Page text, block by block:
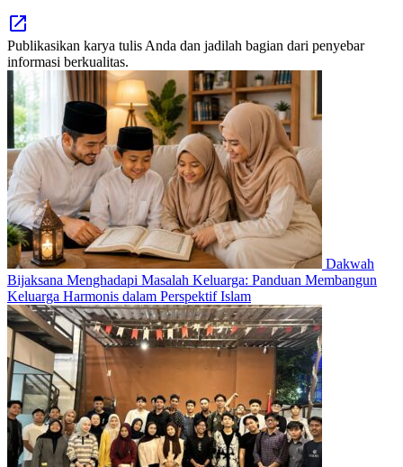
Publikasikan karya tulis Anda dan jadilah bagian dari penyebar
informasi berkualitas.
Dakwah
Bijaksana Menghadapi Masalah Keluarga: Panduan Membangun
Keluarga Harmonis dalam Perspektif Islam